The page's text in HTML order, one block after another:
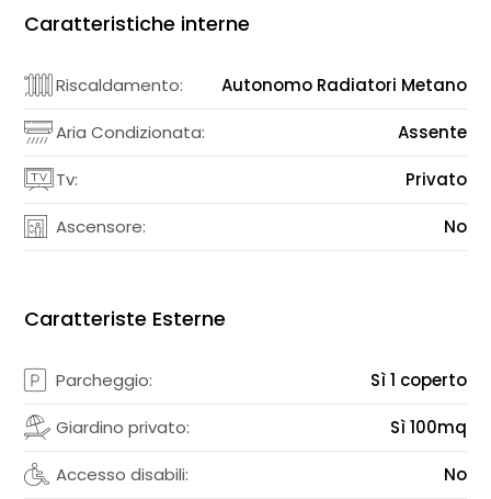
Caratteristiche interne
Riscaldamento: Autonomo Radiatori Metano
Aria Condizionata: Assente
Tv: Privato
Ascensore: No
Caratteriste Esterne
Parcheggio: Sì 1 coperto
Giardino privato: Sì 100mq
Accesso disabili: No